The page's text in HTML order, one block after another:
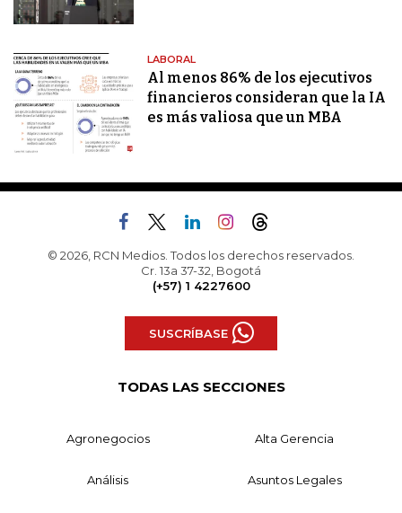
LABORAL
Al menos 86% de los ejecutivos
financieros consideran que la IA
es más valiosa que un MBA
© 2026, RCN Medios. Todos los derechos reservados.
Cr. 13a 37-32, Bogotá
(+57) 1 4227600
SUSCRÍBASE
TODAS LAS SECCIONES
Agronegocios Alta Gerencia
Análisis Asuntos Legales